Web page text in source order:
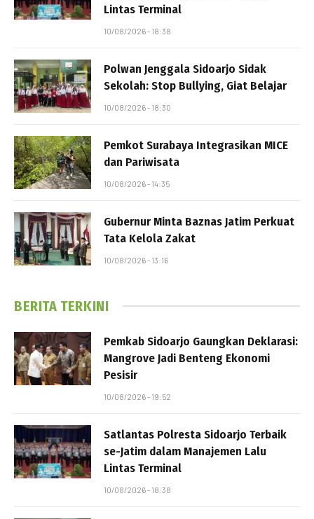
Lintas Terminal
10/08/2026 - 18:38
Polwan Jenggala Sidoarjo Sidak
Sekolah: Stop Bullying, Giat Belajar
10/08/2026 - 18:30
Pemkot Surabaya Integrasikan MICE
dan Pariwisata
10/08/2026 - 14:35
Gubernur Minta Baznas Jatim Perkuat
Tata Kelola Zakat
10/08/2026 - 13:16
BERITA TERKINI
Pemkab Sidoarjo Gaungkan Deklarasi:
Mangrove Jadi Benteng Ekonomi
Pesisir
10/08/2026 - 19:52
Satlantas Polresta Sidoarjo Terbaik
se-Jatim dalam Manajemen Lalu
Lintas Terminal
10/08/2026 - 18:38